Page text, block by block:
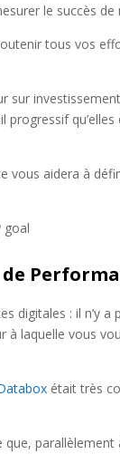
le succès de
tous vos
sur
progressif
vous aidera à
digitales : il n’y a
à laquelle vous
était très
que,